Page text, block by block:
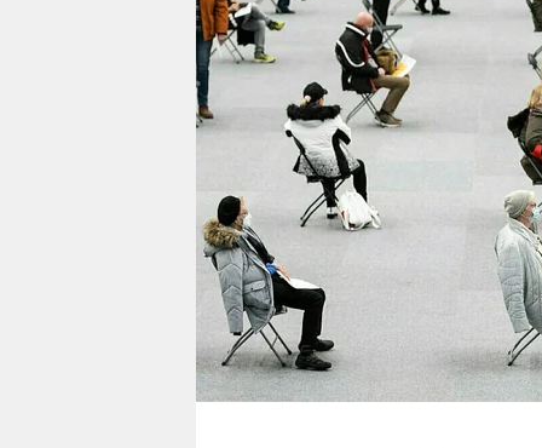
wahrheit
verlag
verlag
veranstaltungen
shop
fragen & hilfe
unterstützen
abo
genossenschaft